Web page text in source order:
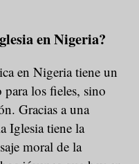
en Nigeria?
en Nigeria tiene un
los fieles, sino
Gracias a una
Iglesia tiene la
moral de la